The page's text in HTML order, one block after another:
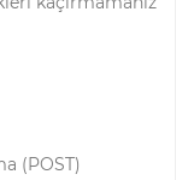
(POST)